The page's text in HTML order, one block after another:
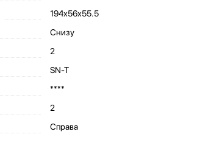
194х56х55.5
Снизу
2
SN-T
****
2
Справа